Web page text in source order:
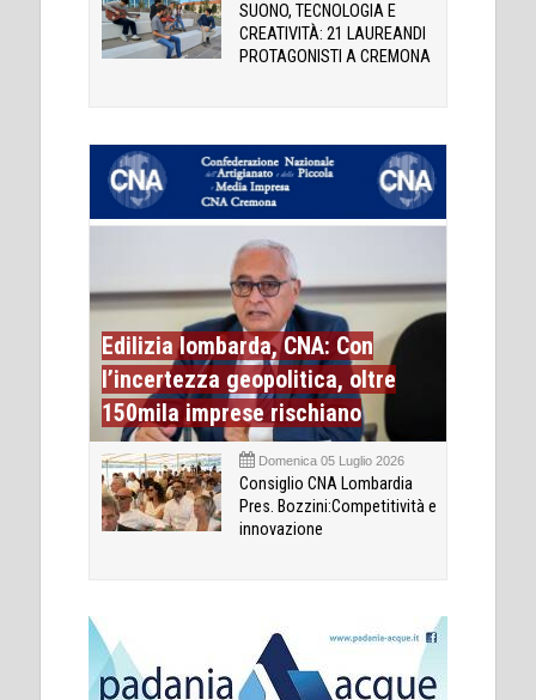
SUONO, TECNOLOGIA E
CREATIVITÀ: 21 LAUREANDI
PROTAGONISTI A CREMONA
Edilizia lombarda, CNA: Con
l’incertezza geopolitica, oltre
150mila imprese rischiano
Domenica 05 Luglio 2026
Consiglio CNA Lombardia
Pres. Bozzini:Competitività e
innovazione